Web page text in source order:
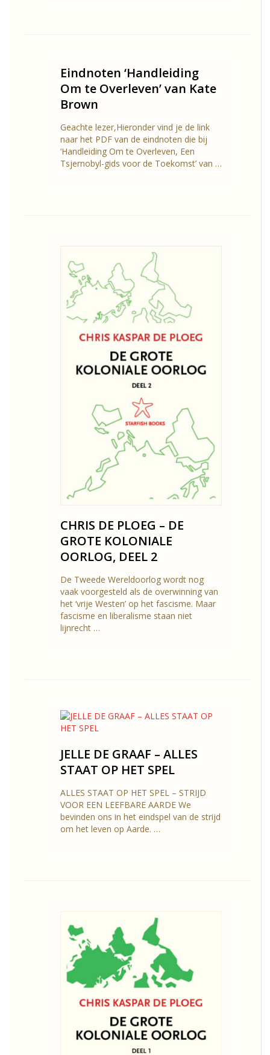
Eindnoten ‘Handleiding
Om te Overleven’ van Kate
Brown
Geachte lezer,Hieronder vind je de link
naar het PDF van de eindnoten die bij
‘Handleiding Om te Overleven, Een
Tsjernobyl-gids voor de Toekomst’ van …
CHRIS DE PLOEG – DE
GROTE KOLONIALE
OORLOG, DEEL 2
De Tweede Wereldoorlog wordt nog
vaak voorgesteld als de overwinning van
het ‘vrije Westen’ op het fascisme. Maar
fascisme en liberalisme staan niet
lijnrecht …
JELLE DE GRAAF – ALLES
STAAT OP HET SPEL
ALLES STAAT OP HET SPEL – STRIJD
VOOR EEN LEEFBARE AARDE We
bevinden ons in het eindspel van de strijd
om het leven op Aarde. …